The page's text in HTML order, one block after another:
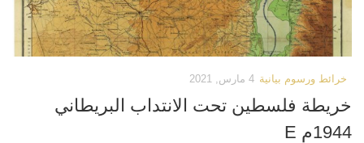
فيديوهات أخرى
العروض التقديمية
مكتبة الصوتيات
قرآن
دروس علمية
برامج إذاعية
كتابات أخرى
أبحاث ودراسات
المطبوعات
مكتبة الصور
خرائط ورسوم بيانية 4 مارس, 2021
خريطة فلسطين تحت الانتداب البريطاني
1944م E